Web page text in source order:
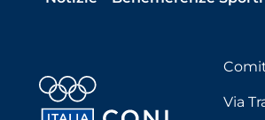
Via